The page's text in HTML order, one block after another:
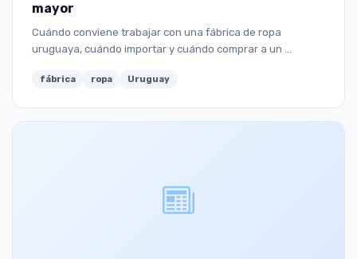
mayor
Cuándo conviene trabajar con una fábrica de ropa
uruguaya, cuándo importar y cuándo comprar a un ...
fábrica ropa Uruguay